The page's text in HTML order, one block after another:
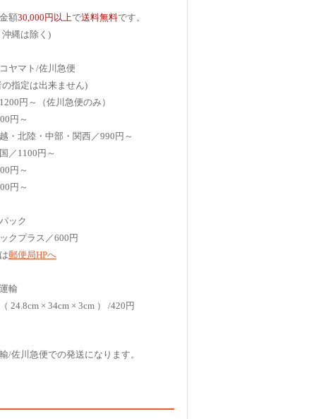
額30,000円以上で送料無料です。
縄は除く)
ヤマト/佐川急便
指定は出来ません)
円～（佐川急便のみ）
円～
・北陸・中部・関西／990円～
／1100円～
円～
円～
ック
クプラス／600円
郵便局HPへ
輸
24.8cm × 34cm × 3cm ） /420円
/佐川急便での発送になります。